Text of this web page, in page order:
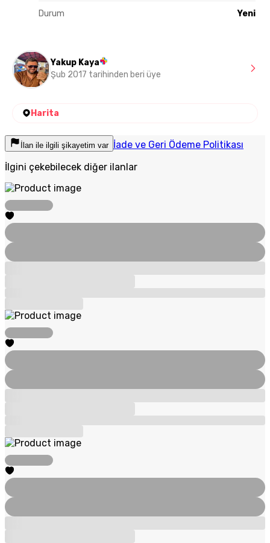
Durum Yeni
Yakup Kaya
Şub 2017 tarihinden beri üye
Harita
İlan ile ilgili şikayetim var İade ve Geri Ödeme Politikası
İlgini çekebilecek diğer ilanlar